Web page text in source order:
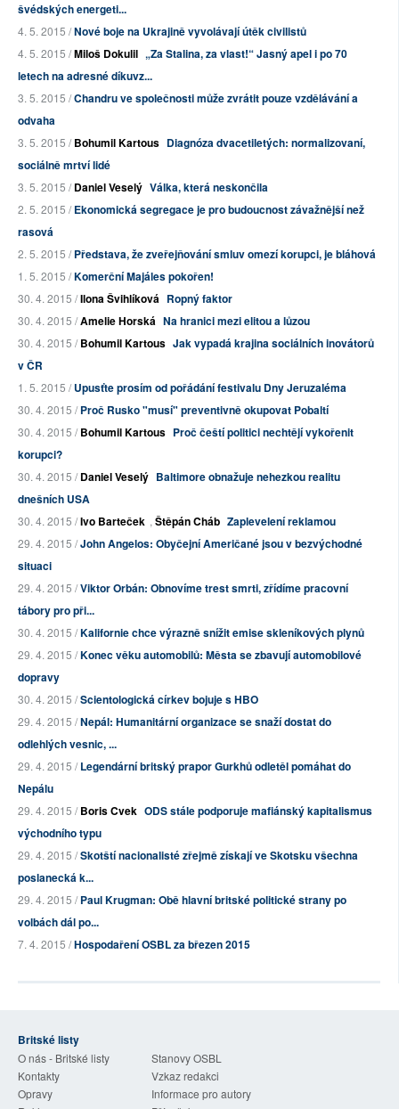
švédských energeti...
4. 5. 2015 /Nové boje na Ukrajině vyvolávají útěk civilistů
4. 5. 2015 /Miloš Dokulil „Za Stalina, za vlast!“ Jasný apel i po 70
letech na adresné díkuvz...
3. 5. 2015 /Chandru ve společnosti může zvrátit pouze vzdělávání a
odvaha
3. 5. 2015 /Bohumil Kartous Diagnóza dvacetiletých: normalizovaní,
sociálně mrtví lidé
3. 5. 2015 /Daniel Veselý Válka, která neskončila
2. 5. 2015 /Ekonomická segregace je pro budoucnost závažnější než
rasová
2. 5. 2015 /Představa, že zveřejňování smluv omezí korupci, je bláhová
1. 5. 2015 /Komerční Majáles pokořen!
30. 4. 2015 /Ilona Švihlíková Ropný faktor
30. 4. 2015 /Amelie Horská Na hranici mezi elitou a lůzou
30. 4. 2015 /Bohumil Kartous Jak vypadá krajina sociálních inovátorů
v ČR
1. 5. 2015 /Upusťte prosím od pořádání festivalu Dny Jeruzaléma
30. 4. 2015 /Proč Rusko "musí" preventivně okupovat Pobaltí
30. 4. 2015 /Bohumil Kartous Proč čeští politici nechtějí vykořenit
korupci?
30. 4. 2015 /Daniel Veselý Baltimore obnažuje nehezkou realitu
dnešních USA
30. 4. 2015 /Ivo Barteček , Štěpán Cháb Zaplevelení reklamou
29. 4. 2015 /John Angelos: Obyčejní Američané jsou v bezvýchodné
situaci
29. 4. 2015 /Viktor Orbán: Obnovíme trest smrti, zřídíme pracovní
tábory pro při...
30. 4. 2015 /Kalifornie chce výrazně snížit emise skleníkových plynů
29. 4. 2015 /Konec věku automobilů: Města se zbavují automobilové
dopravy
30. 4. 2015 /Scientologická církev bojuje s HBO
29. 4. 2015 /Nepál: Humanitární organizace se snaží dostat do
odlehlých vesnic, ...
29. 4. 2015 /Legendární britský prapor Gurkhů odletěl pomáhat do
Nepálu
29. 4. 2015 /Boris Cvek ODS stále podporuje mafiánský kapitalismus
východního typu
29. 4. 2015 /Skotští nacionalisté zřejmě získají ve Skotsku všechna
poslanecká k...
29. 4. 2015 /Paul Krugman: Obě hlavní britské politické strany po
volbách dál po...
7. 4. 2015 /Hospodaření OSBL za březen 2015
Britské listy
O nás - Britské listy
Stanovy OSBL
Kontakty
Vzkaz redakci
Opravy
Informace pro autory